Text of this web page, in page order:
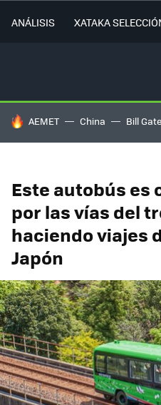
ANÁLISIS XATAKA
HOY SE HABLA DE
AEMET China Bill
Este autobús es
por las vías del
haciendo viajes
Japón